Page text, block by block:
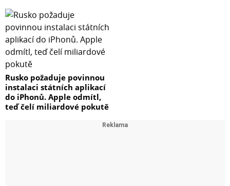
Rusko požaduje povinnou
instalaci státních aplikací
do iPhonů. Apple odmítl,
teď čelí miliardové pokutě